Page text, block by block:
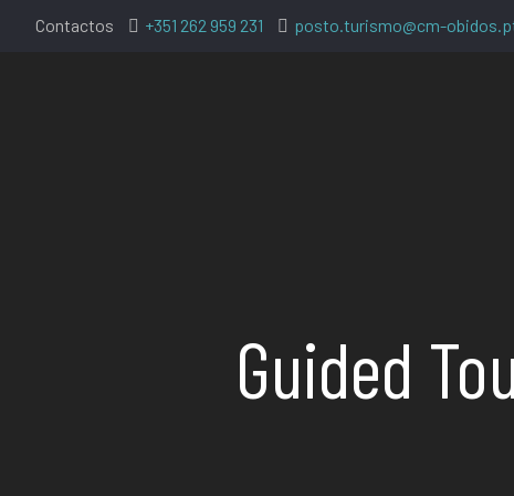
Contactos +351 262 959 231 posto.turismo@cm-
Guided